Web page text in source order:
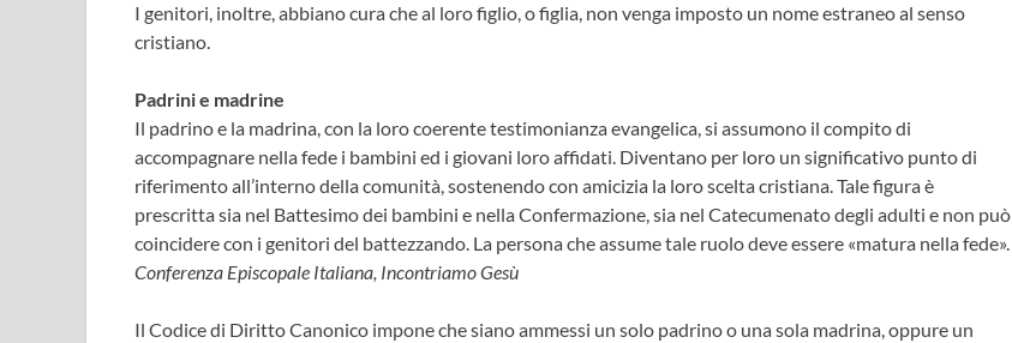
I genitori, inoltre, abbiano cura che al loro figlio, o figlia, non venga imposto un nome estraneo al senso
cristiano.
Padrini e madrine
Il padrino e la madrina, con la loro coerente testimonianza evangelica, si assumono il compito di
accompagnare nella fede i bambini ed i giovani loro affidati. Diventano per loro un significativo punto di
riferimento all’interno della comunità, sostenendo con amicizia la loro scelta cristiana. Tale figura è
prescritta sia nel Battesimo dei bambini e nella Confermazione, sia nel Catecumenato degli adulti e non può
coincidere con i genitori del battezzando. La persona che assume tale ruolo deve essere «matura nella fede».
Conferenza Episcopale Italiana, Incontriamo Gesù
Il Codice di Diritto Canonico impone che siano ammessi un solo padrino o una sola madrina, oppure un